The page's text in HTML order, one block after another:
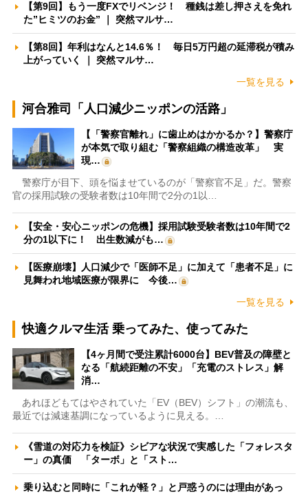
【第9回】もう一度FXでリベンジ！ 種銭は差し押さえを免れ
た”ヒミツのお金” ｜ 突然マルサ…
【第8回】年利はなんと14.6％！ 毎日5万円超の延滞税が積み
上がっていく ｜ 突然マルサ…
一覧を見る
河合雅司「人口減少ニッポンの活路」
【「警察官離れ」に歯止めはかかるか？】警察庁
が本気で取り組む「警察組織の構造改革」 実
現…
警察庁が目下、頭を悩ませているのが「警察官不足」だ。警察
官の採用試験の受験者数は10年間で2分の1以…
【安全・安心ニッポンの危機】採用試験受験者数は10年間で2
分の1以下に！ 出生数減がも…
【医療崩壊】人口減少で「医師不足」に加えて「患者不足」に
見舞われ地域医療が限界に 今後…
一覧を見る
快適クルマ生活 乗ってみた、使ってみた
【4ヶ月間で受注累計6000台】BEV普及の障壁と
なる「航続距離の不安」「充電のストレス」解
消…
あれほどもてはやされていた「EV（BEV）シフト」の潮流も、
最近では減速基調になっているように見える。…
《雪道の対応力を検証》シビアな状況で実感した「フォレスタ
ー」の真価 「ターボ」と「スト…
乗り込むと同時に「これが軽？」と戸惑うのには理由があっ